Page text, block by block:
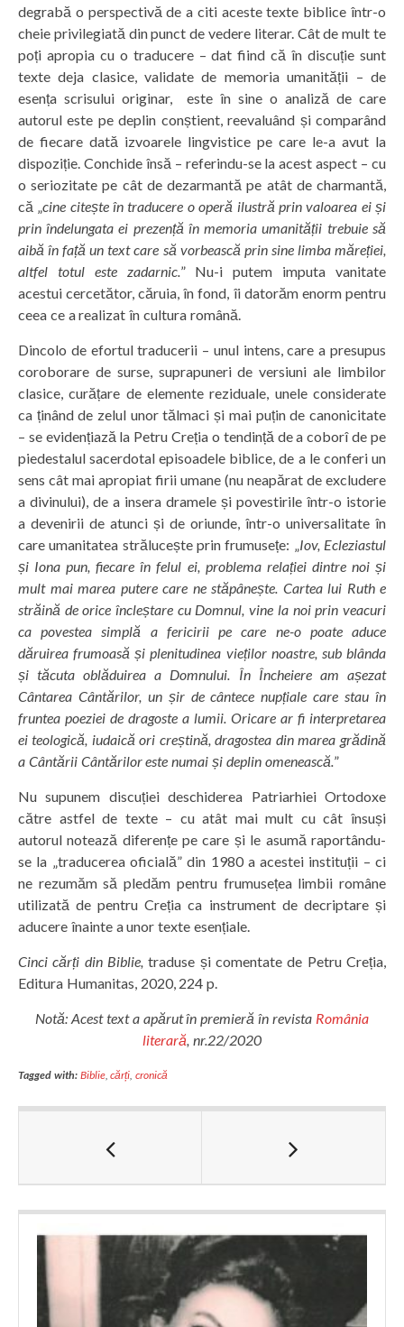
degrabă o perspectivă de a citi aceste texte biblice într-o
cheie privilegiată din punct de vedere literar. Cât de mult te
poți apropia cu o traducere – dat fiind că în discuție sunt
texte deja clasice, validate de memoria umanității – de
esența scrisului originar, este în sine o analiză de care
autorul este pe deplin conștient, reevaluând și comparând
de fiecare dată izvoarele lingvistice pe care le-a avut la
dispoziție. Conchide însă – referindu-se la acest aspect – cu
o seriozitate pe cât de dezarmantă pe atât de charmantă,
că „cine citește în traducere o operă ilustră prin valoarea ei și
prin îndelungata ei prezență în memoria umanității trebuie să
aibă în față un text care să vorbească prin sine limba măreției,
altfel totul este zadarnic.” Nu-i putem imputa vanitate
acestui cercetător, căruia, în fond, îi datorăm enorm pentru
ceea ce a realizat în cultura română.
Dincolo de efortul traducerii – unul intens, care a presupus
coroborare de surse, suprapuneri de versiuni ale limbilor
clasice, curățare de elemente reziduale, unele considerate
ca ținând de zelul unor tălmaci și mai puțin de canonicitate
– se evidențiază la Petru Creția o tendință de a coborî de pe
piedestalul sacerdotal episoadele biblice, de a le conferi un
sens cât mai apropiat firii umane (nu neapărat de excludere
a divinului), de a insera dramele și povestirile într-o istorie
a devenirii de atunci și de oriunde, într-o universalitate în
care umanitatea strălucește prin frumusețe: „Iov, Ecleziastul
și Iona pun, fiecare în felul ei, problema relației dintre noi și
mult mai marea putere care ne stăpânește. Cartea lui Ruth e
străină de orice încleștare cu Domnul, vine la noi prin veacuri
ca povestea simplă a fericirii pe care ne-o poate aduce
dăruirea frumoasă și plenitudinea vieților noastre, sub blânda
și tăcuta oblăduirea a Domnului. În Încheiere am așezat
Cântarea Cântărilor, un șir de cântece nupțiale care stau în
fruntea poeziei de dragoste a lumii. Oricare ar fi interpretarea
ei teologică, iudaică ori creștină, dragostea din marea grădină
a Cântării Cântărilor este numai și deplin omenească.”
Nu supunem discuției deschiderea Patriarhiei Ortodoxe
către astfel de texte – cu atât mai mult cu cât însuși
autorul notează diferențe pe care și le asumă raportându-
se la „traducerea oficială” din 1980 a acestei instituții – ci
ne rezumăm să pledăm pentru frumusețea limbii române
utilizată de pentru Creția ca instrument de decriptare și
aducere înainte a unor texte esențiale.
Cinci cărți din Biblie,traduse și comentate de Petru Creția,
Editura Humanitas, 2020, 224 p.
Notă: Acest text a apărut în premieră în revista România
literară, nr.22/2020
Tagged with: Biblie,cărți,cronică